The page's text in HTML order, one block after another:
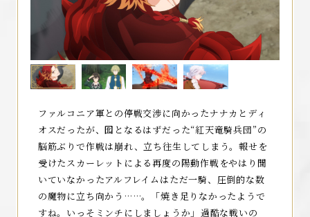
ファルコニア軍との停戦交渉に向かったナナカとディ
オスだったが、囮となるはずだった“紅天竜騎兵団”の
脳筋ぶりで作戦は崩れ、立ち往生してしまう。報せを
受けたスカーレットによる再度の陽動作戦をやはり聞
いていなかったアルフレイムはただ一騎、圧倒的な数
の魔物に立ち向かう……。「焼き足りなかったようで
すね。いっそミンチにしましょうか」――過酷な戦いの
TOP
MOVIE
NEWS
ONAIR